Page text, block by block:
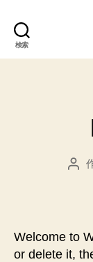
検索
投
Welcome to
or delete it,